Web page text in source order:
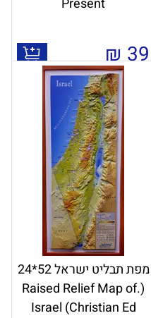
Present
39
₪
מפת תבליט ישראל 52*24
(.Raised Relief Map of
Israel (Christian Ed